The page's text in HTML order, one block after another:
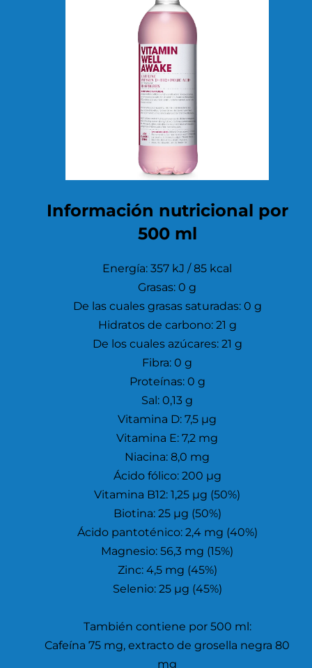
Información nutricional por
500 ml
Energía: 357 kJ / 85 kcal
Grasas: 0 g
De las cuales grasas saturadas: 0 g
Hidratos de carbono: 21 g
De los cuales azúcares: 21 g
Fibra: 0 g
Proteínas: 0 g
Sal: 0,13 g
Vitamina D: 7,5 µg
Vitamina E: 7,2 mg
Niacina: 8,0 mg
Ácido fólico: 200 µg
Vitamina B12: 1,25 µg (50%)
Biotina: 25 µg (50%)
Ácido pantoténico: 2,4 mg (40%)
Magnesio: 56,3 mg (15%)
Zinc: 4,5 mg (45%)
Selenio: 25 µg (45%)
También contiene por 500 ml:
Cafeína 75 mg, extracto de grosella negra 80
mg